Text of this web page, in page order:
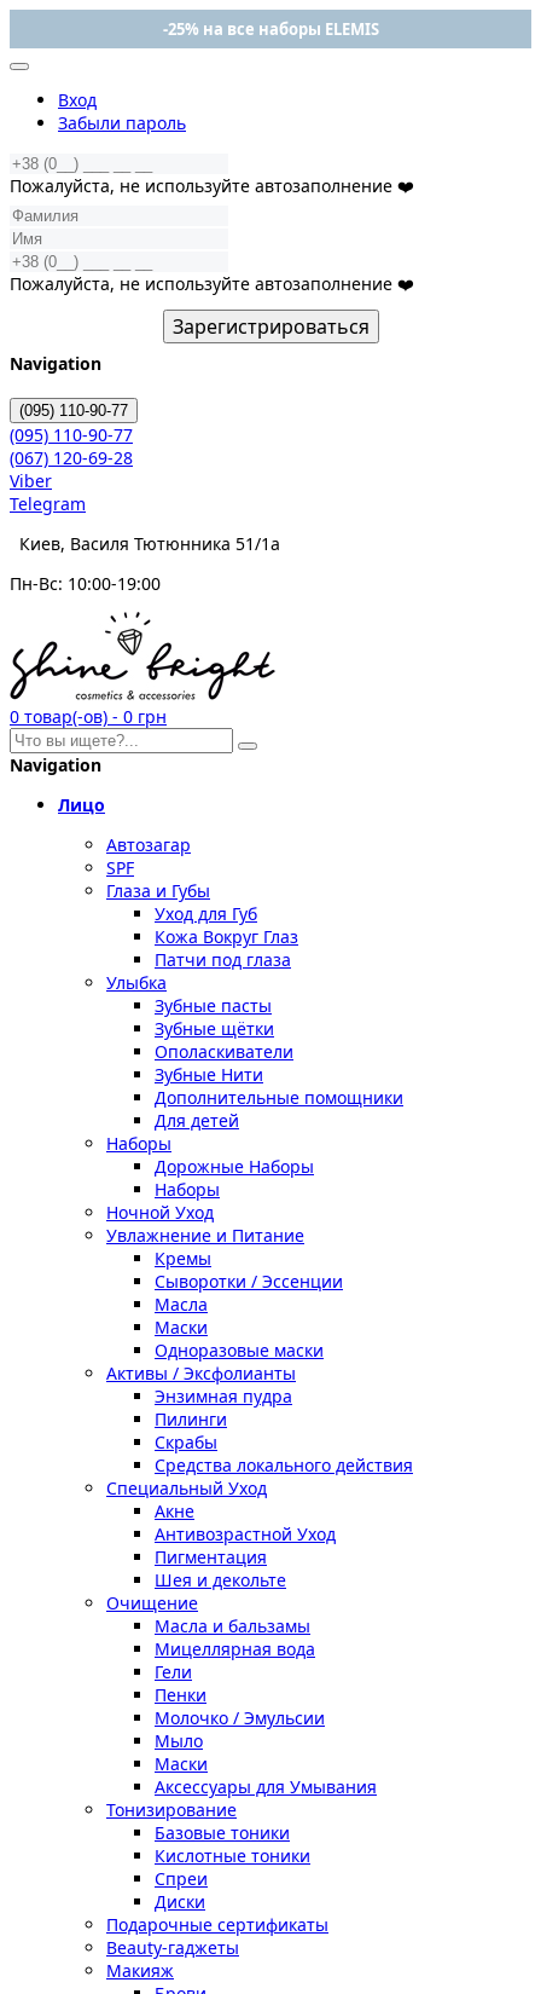
-25% на все наборы ELEMIS
Вход
Забыли пароль
Пожалуйста, не используйте автозаполнение ❤️
Пожалуйста, не используйте автозаполнение ❤️
Зарегистрироваться
Navigation
(095) 110-90-77
(095) 110-90-77
(067) 120-69-28
Viber
Telegram
Киев, Василя Тютюнника 51/1а
Пн-Вс: 10:00-19:00
0 товар(-ов) - 0 грн
Navigation
Лицо
Автозагар
SPF
Глаза и Губы
Уход для Губ
Кожа Вокруг Глаз
Патчи под глаза
Улыбка
Зубные пасты
Зубные щётки
Ополаскиватели
Зубные Нити
Дополнительные помощники
Для детей
Наборы
Дорожные Наборы
Наборы
Ночной Уход
Увлажнение и Питание
Кремы
Сыворотки / Эссенции
Масла
Маски
Одноразовые маски
Активы / Эксфолианты
Энзимная пудра
Пилинги
Скрабы
Средства локального действия
Специальный Уход
Акне
Антивозрастной Уход
Пигментация
Шея и декольте
Очищение
Масла и бальзамы
Мицеллярная вода
Гели
Пенки
Молочко / Эмульсии
Мыло
Маски
Аксессуары для Умывания
Тонизирование
Базовые тоники
Кислотные тоники
Спреи
Диски
Подарочные сертификаты
Beauty-гаджеты
Макияж